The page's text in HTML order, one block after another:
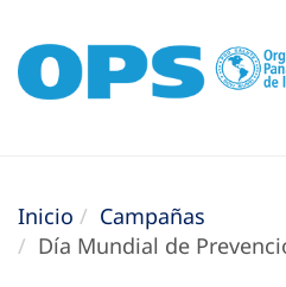
Inicio
Campañas
Día Mundial de